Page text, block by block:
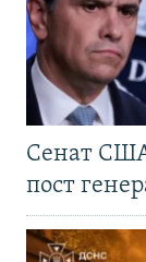
Сенат
пост